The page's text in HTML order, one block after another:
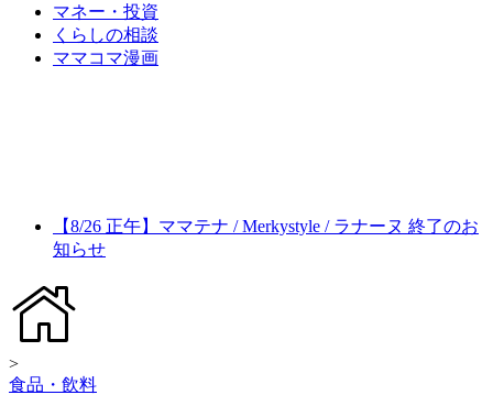
マネー・投資
くらしの相談
ママコマ漫画
【8/26 正午】ママテナ / Merkystyle / ラナーヌ 終了のお
知らせ
>
食品・飲料